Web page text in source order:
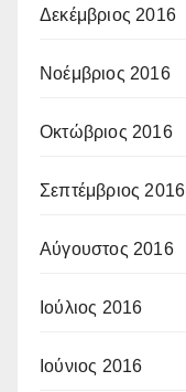
Δεκέμβριος 2016
Νοέμβριος 2016
Οκτώβριος 2016
Σεπτέμβριος 2016
Αύγουστος 2016
Ιούλιος 2016
Ιούνιος 2016